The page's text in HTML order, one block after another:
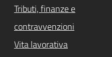
Tributi, finanze e
contravvenzioni
Vita lavorativa